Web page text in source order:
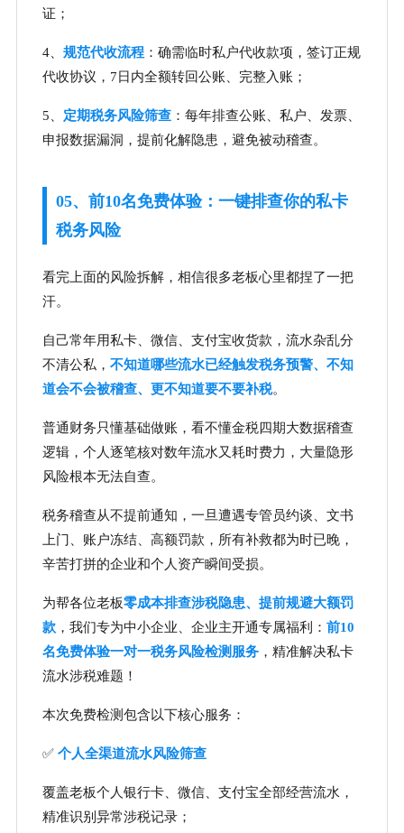
证；
4、 规范代收流程：确需临时私户代收款项，签订正规
代收协议，7日内全额转回公账、完整入账；
5、 定期税务风险筛查：每年排查公账、私户、发票、
申报数据漏洞，提前化解隐患，避免被动稽查。
05、前10名免费体验：一键排查你的私卡
税务风险
看完上面的风险拆解，相信很多老板心里都捏了一把
汗。
自己常年用私卡、微信、支付宝收货款，流水杂乱分
不清公私， 不知道哪些流水已经触发税务预警、不知
道会不会被稽查、更不知道要不要补税。
普通财务只懂基础做账，看不懂金税四期大数据稽查
逻辑，个人逐笔核对数年流水又耗时费力，大量隐形
风险根本无法自查。
税务稽查从不提前通知，一旦遭遇专管员约谈、文书
上门、账户冻结、高额罚款，所有补救都为时已晚，
辛苦打拼的企业和个人资产瞬间受损。
为帮各位老板零成本排查涉税隐患、提前规避大额罚
款，我们专为中小企业、企业主开通专属福利： 前10
名免费体验一对一税务风险检测服务，精准解决私卡
流水涉税难题！
本次免费检测包含以下核心服务：
✅ 个人全渠道流水风险筛查
覆盖老板个人银行卡、微信、支付宝全部经营流水，
精准识别异常涉税记录；